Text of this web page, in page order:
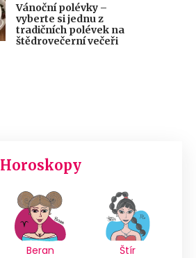
Vánoční polévky –
vyberte si jednu z
tradičních polévek na
štědrovečerní večeři
Horoskopy
Beran Štír